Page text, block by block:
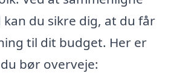
du sikre dig, at du får
til dit budget. Her er
bør overveje: